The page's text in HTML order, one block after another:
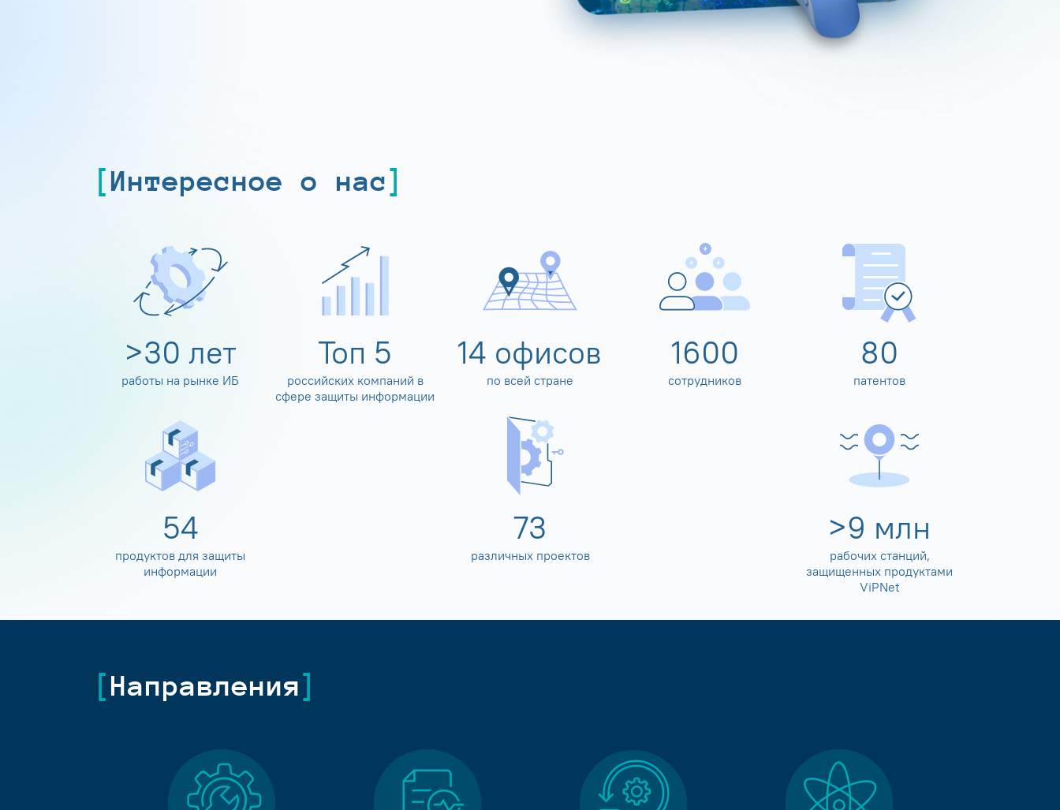
Интересное о нас
>30 лет
работы на рынке ИБ
Топ 5
российских компаний в
сфере защиты информации
14 офисов
по всей стране
1600
сотрудников
80
патентов
60
продуктов для защиты
информации
80
различных проектов
>10 млн
рабочих станций,
защищенных продуктами
ViPNet
Направления